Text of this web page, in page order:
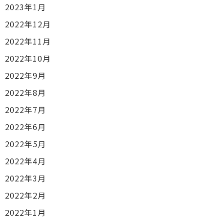
2023年1月
2022年12月
2022年11月
2022年10月
2022年9月
2022年8月
2022年7月
2022年6月
2022年5月
2022年4月
2022年3月
2022年2月
2022年1月